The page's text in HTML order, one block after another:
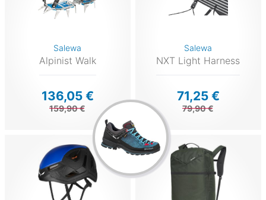
Salewa
Alpinist Walk
136,05 €
159,90 €
Salewa
NXT Light Harness
71,25 €
79,90 €